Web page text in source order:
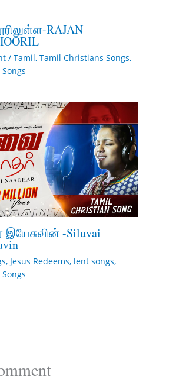
RAJAN
/ Tamil, Tamil Christians Songs,
இயேசுவின் -Siluvai
, Jesus Redeems, lent songs,